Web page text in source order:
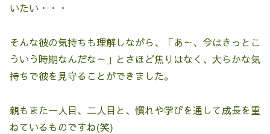
いたい・・・
そんな彼の気持ちも理解しながら、「あ～、今はきっとこ
ういう時期なんだな～」とさほど焦りはなく、大らかな気
持ちで彼を見守ることができました。
親もまた一人目、二人目と、慣れや学びを通して成長を重
ねているものですね(笑)